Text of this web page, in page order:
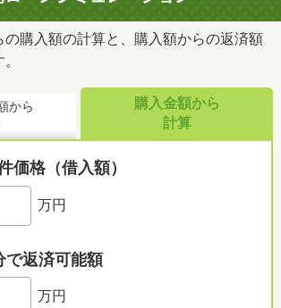
の購入額の計算と、購入額からの返済額
から
購入金額から
計算
価格（借入額）
万円
で返済可能額
万円